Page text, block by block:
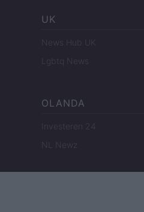
UK
News Hub UK
Lgbtq News
OLANDA
Investeren 24
NL Newz